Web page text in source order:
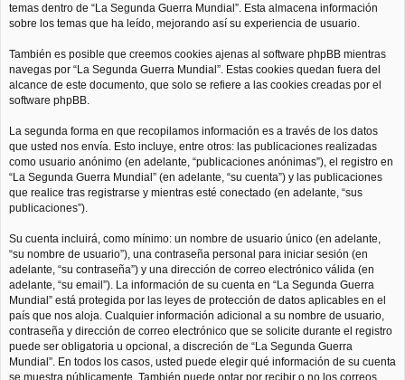
temas dentro de “La Segunda Guerra Mundial”. Esta almacena información
sobre los temas que ha leído, mejorando así su experiencia de usuario.
También es posible que creemos cookies ajenas al software phpBB mientras
navegas por “La Segunda Guerra Mundial”. Estas cookies quedan fuera del
alcance de este documento, que solo se refiere a las cookies creadas por el
software phpBB.
La segunda forma en que recopilamos información es a través de los datos
que usted nos envía. Esto incluye, entre otros: las publicaciones realizadas
como usuario anónimo (en adelante, “publicaciones anónimas”), el registro en
“La Segunda Guerra Mundial” (en adelante, “su cuenta”) y las publicaciones
que realice tras registrarse y mientras esté conectado (en adelante, “sus
publicaciones”).
Su cuenta incluirá, como mínimo: un nombre de usuario único (en adelante,
“su nombre de usuario”), una contraseña personal para iniciar sesión (en
adelante, “su contraseña”) y una dirección de correo electrónico válida (en
adelante, “su email”). La información de su cuenta en “La Segunda Guerra
Mundial” está protegida por las leyes de protección de datos aplicables en el
país que nos aloja. Cualquier información adicional a su nombre de usuario,
contraseña y dirección de correo electrónico que se solicite durante el registro
puede ser obligatoria u opcional, a discreción de “La Segunda Guerra
Mundial”. En todos los casos, usted puede elegir qué información de su cuenta
se muestra públicamente. También puede optar por recibir o no los correos